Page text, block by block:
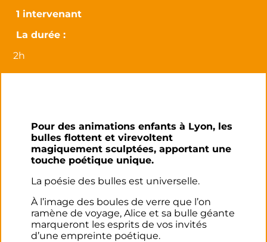
1 intervenant
La durée :
2h
Pour des animations enfants à Lyon, les
bulles flottent et virevoltent
magiquement sculptées, apportant une
touche poétique unique.
La poésie des bulles est universelle.
À l’image des boules de verre que l’on
ramène de voyage, Alice et sa bulle géante
marqueront les esprits de vos invités
d’une empreinte poétique.